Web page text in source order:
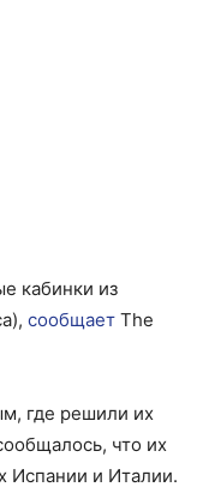
кабинки из
сообщает The
где решили их
что их
Испании и Италии.